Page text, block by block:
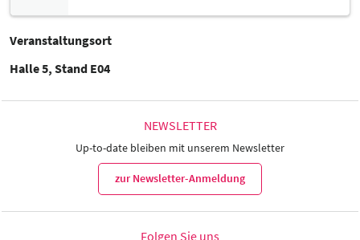
Veranstaltungsort
Halle 5, Stand E04
NEWSLETTER
Up-to-date bleiben mit unserem Newsletter
zur Newsletter-Anmeldung
Folgen Sie uns